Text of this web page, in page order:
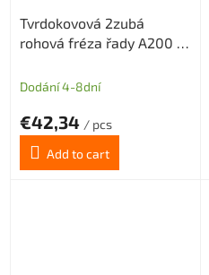
Tvrdokovová 2zubá
rohová fréza řady A200 s
pr.1 mm odlehčený krček
Dodání 4-8dní
€42,34 / pcs
Add to cart